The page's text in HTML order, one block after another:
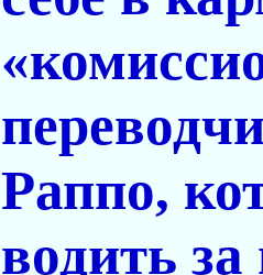
Раппо,
водить